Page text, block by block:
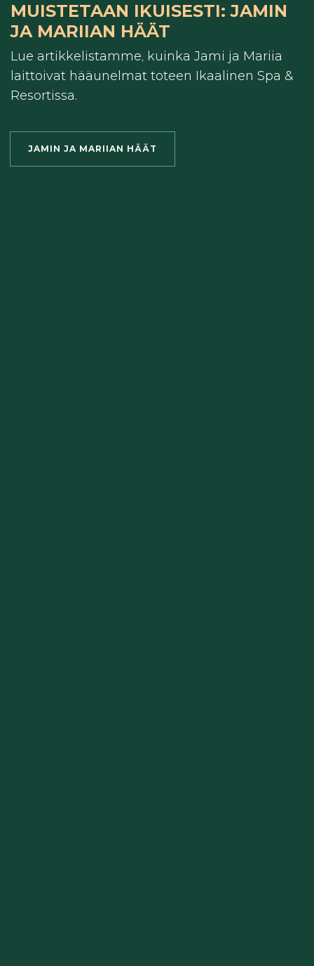
MUISTETAAN IKUISESTI: JAMIN
JA MARIIAN HÄÄT
Lue artikkelistamme, kuinka Jami ja Mariia
laittoivat hääunelmat toteen Ikaalinen Spa &
Resortissa.
JAMIN JA MARIIAN HÄÄT